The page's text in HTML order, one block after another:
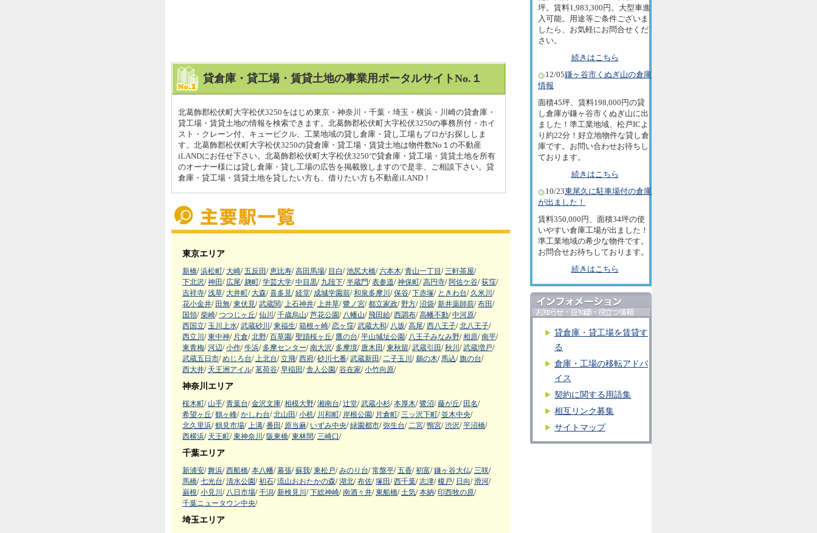
貸倉庫・貸工場・賃貸土地の事業用ポータルサイトNo.１
北葛飾郡松伏町大字松伏3250をはじめ東京・神奈川・千葉・埼玉・横浜・川崎の貸倉庫・
貸工場・賃貸土地の情報を検索できます。北葛飾郡松伏町大字松伏3250の事務所付・ホイ
スト・クレーン付、キュービクル、工業地域の貸し倉庫・貸し工場もプロがお探ししま
す。北葛飾郡松伏町大字松伏3250の貸倉庫・貸工場・賃貸土地は物件数No１の不動産
iLANDにお任せ下さい。北葛飾郡松伏町大字松伏3250で貸倉庫・貸工場・賃貸土地を所有
のオーナー様には貸し倉庫・貸し工場の広告を掲載致しますので是非、ご相談下さい。貸
倉庫・貸工場・賃貸土地を貸したい方も、借りたい方も不動産iLAND！
東京エリア
新橋/ 浜松町/ 大崎/ 五反田/ 恵比寿/ 高田馬場/ 目白/ 池尻大橋/ 六本木/ 青山一丁目 / 三軒茶屋/
下北沢/ 神田/ 広尾/ 麹町/ 学芸大学/ 中目黒/ 九段下/ 半蔵門/ 表参道/ 神保町/ 高円寺/ 阿佐ケ谷/ 荻窪/
吉祥寺/ 浅草/ 大井町/ 大森/ 喜多見/ 経堂/ 成城学園前/ 和泉多摩川 / 保谷/ 下赤塚/ ときわ台/ 久米川 /
花小金井/ 田無/ 東伏見/ 武蔵関/ 上石神井/ 上井草/ 鷺ノ宮/ 都立家政/ 野方/ 沼袋/ 新井薬師前/ 布田/
国領/ 柴崎/ つつじヶ丘/ 仙川 / 千歳烏山/ 芦花公園/ 八幡山/ 飛田給/ 西調布/ 高幡不動/ 中河原/
西国立/ 玉川上水/ 武蔵砂川 / 東福生/ 箱根ヶ崎/ 恋ヶ窪/ 武蔵大和/ 八坂/ 高尾/ 西八王子/ 北八王子/
西立川 / 東中神/ 片倉/ 北野/ 百草園/ 聖蹟桜ヶ丘/ 鷹の台/ 平山城址公園/ 八王子みなみ野/ 相原/ 南平/
東青梅/ 河辺/ 小作/ 牛浜/ 多摩センター/ 南大沢/ 多摩境/ 唐木田/ 東秋留/ 武蔵引田/ 秋川 / 武蔵増戸/
武蔵五日市/ めじろ台/ 上北台/ 立飛/ 西府/ 砂川七番/ 武蔵新田/ 二子玉川 / 鵜の木/ 馬込/ 旗の台/
西大井/ 天王洲アイル/ 茗荷谷/ 早稲田/ 舎人公園/ 谷在家/ 小竹向原/
神奈川エリア
桜木町/ 山手/ 青葉台/ 金沢文庫/ 相模大野/ 湘南台/ 辻堂/ 武蔵小杉/ 本厚木/ 鷺沼/ 藤が丘/ 田名/
希望ヶ丘/ 鶴ヶ峰/ かしわ台/ 北山田/ 小机/ 川和町/ 岸根公園/ 片倉町/ 三ッ沢下町/ 並木中央/
北久里浜/ 鶴見市場/ 上溝/ 番田/ 原当麻/ いずみ中央/ 緑園都市/ 弥生台/ 二宮/ 鴨宮/ 渋沢/ 平沼橋/
西横浜/ 天王町/ 東神奈川 / 阪東橋/ 東林間/ 三崎口/
千葉エリア
新浦安/ 舞浜/ 西船橋/ 本八幡/ 幕張/ 蘇我/ 東松戸/ みのり台/ 常盤平/ 五香/ 初富/ 鎌ヶ谷大仏/ 三咲/
馬橋/ 七光台/ 清水公園/ 初石/ 流山おおたかの森/ 湖北/ 布佐/ 塚田/ 西千葉/ 志津/ 榎戸/ 日向/ 滑河/
巌根/ 小見川 / 八日市場/ 干潟/ 新検見川 / 下総神崎/ 南酒々井/ 東船橋/ 土気/ 本納/ 印西牧の原/
千葉ニュータウン中央/
埼玉エリア
坪。賃料1,983,300円。大型車進
入可能。用途等ご条件ございま
したら、お気軽にお問合せくだ
さい。
続きはこちら
12/05鎌ヶ谷市くぬぎ山の倉庫
情報
面積45坪、賃料198,000円の貸
し倉庫が鎌ヶ谷市くぬぎ山に出
ました！準工業地域、松戸ICよ
り約22分！好立地物件な貸し倉
庫です。お問い合わせお待ちし
ております。
続きはこちら
10/23東尾久に駐車場付の倉庫
が出ました！
賃料350,000円、面積34坪の使
いやすい倉庫工場が出ました！
準工業地域の希少な物件です。
お問合せお待ちしております。
続きはこちら
貸倉庫・貸工場を賃貸す
る
倉庫・工場の移転アドバ
イス
契約に関する用語集
相互リンク募集
サイトマップ